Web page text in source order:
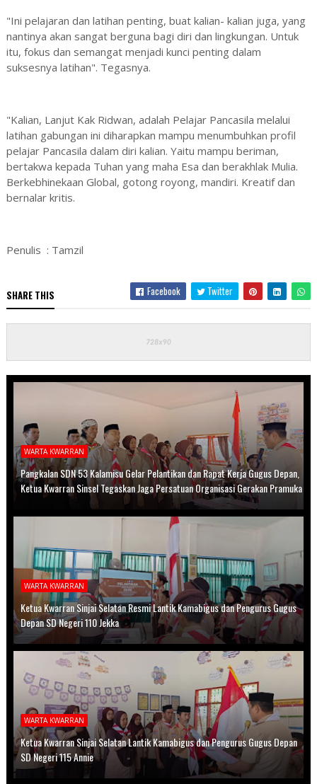
"Ini pelajaran dan latihan penting, buat kalian- kalian juga, yang
nantinya akan sangat berguna bagi diri dan lingkungan. Untuk
itu, fokus dan semangat menjadi kunci penting dalam
suksesnya latihan". Tegasnya.
"Kalian, Lanjut Kak Ridwan, adalah Pelajar Pancasila melalui
latihan gabungan ini diharapkan mampu menumbuhkan profil
pelajar Pancasila dalam diri kalian. Yaitu mampu beriman,
bertakwa kepada Tuhan yang maha Esa dan berakhlak Mulia.
Berkebhinekaan Global, gotong royong, mandiri. Kreatif dan
bernalar kritis.
Penulis : Tamzil
SHARE THIS Facebook Twitter
WARTA KWARRAN
Pangkalan SDN 53 Kalamisu Gelar Pelantikan dan Rapat Kerja Gugus Depan,
Ketua Kwarran Sinsel Tegaskan Jaga Persatuan Organisasi Gerakan Pramuka
WARTA KWARRAN
Ketua Kwarran Sinjai Selatan Resmi Lantik Kamabigus dan Pengurus Gugus
Depan SD Negeri 110 Jekka
WARTA KWARRAN
Ketua Kwarran Sinjai Selatan Lantik Kamabigus dan Pengurus Gugus Depan
SD Negeri 115 Annie